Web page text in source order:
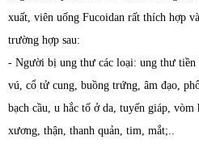
xuất, viên uống Fucoidan rất thích hợp
trường hợp sau:
- Người bị ung thư các loại: ung thư tiền
vú, cổ tử cung, buồng trứng, âm đạo,
bạch cầu, u hắc tố ở da, tuyến giáp,
xương, thận, thanh quản, tim, mắt;..